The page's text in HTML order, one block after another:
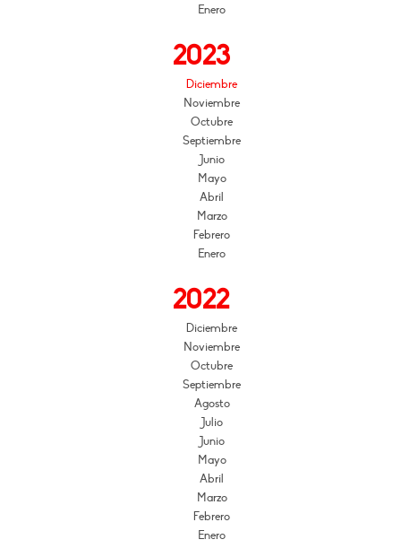
Enero
2023
Diciembre
Noviembre
Octubre
Septiembre
Junio
Mayo
Abril
Marzo
Febrero
Enero
2022
Diciembre
Noviembre
Octubre
Septiembre
Agosto
Julio
Junio
Mayo
Abril
Marzo
Febrero
Enero